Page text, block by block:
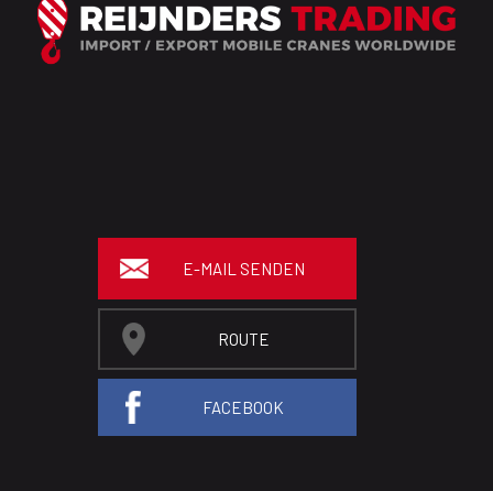
E-MAIL SENDEN
ROUTE
FACEBOOK